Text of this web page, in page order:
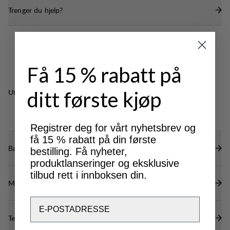
bak.
Trenger du hjelp?
Utmerket for
OUTDOOR LIFE
Bærekraftsegenskaper
Materialer
Tekniske spesifikasjoner
Få 15 % rabatt på
ditt første kjøp
Registrer deg for vårt nyhetsbrev og
få 15 % rabatt på din første
bestilling. Få nyheter,
produktlanseringer og eksklusive
tilbud rett i innboksen din.